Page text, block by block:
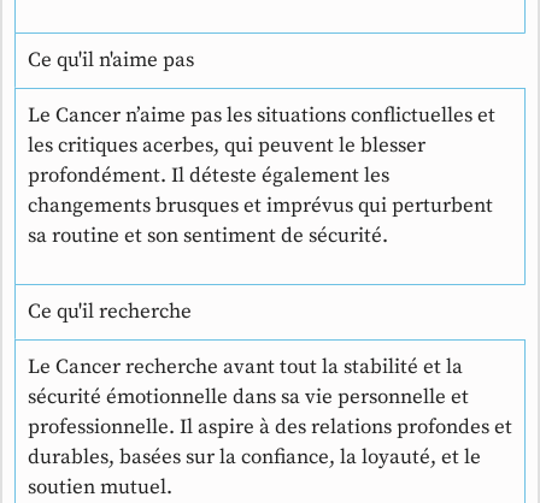
Ce qu'il n'aime pas
Le Cancer n’aime pas les situations conflictuelles et
les critiques acerbes, qui peuvent le blesser
profondément. Il déteste également les
changements brusques et imprévus qui perturbent
sa routine et son sentiment de sécurité.
Ce qu'il recherche
Le Cancer recherche avant tout la stabilité et la
sécurité émotionnelle dans sa vie personnelle et
professionnelle. Il aspire à des relations profondes et
durables, basées sur la confiance, la loyauté, et le
soutien mutuel.